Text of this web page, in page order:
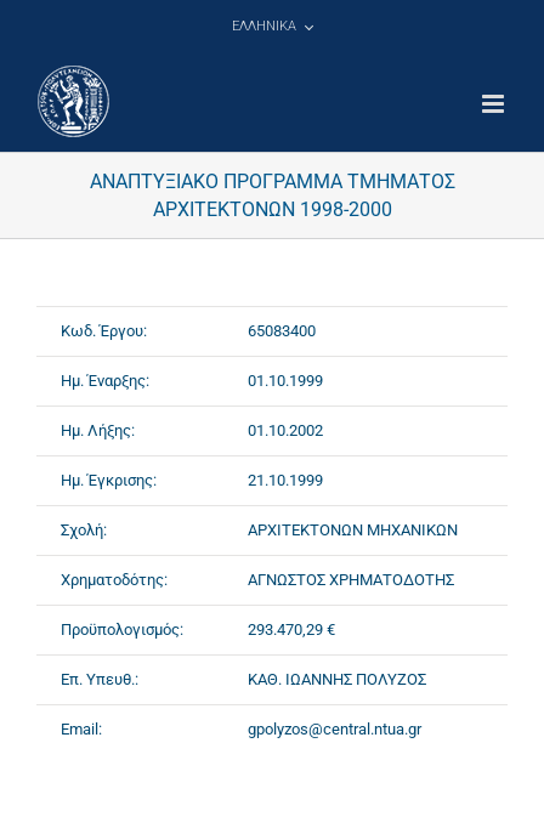
ΕΛΛΗΝΙΚΑ
ΑΝΑΠΤΥΞΙΑΚΟ ΠΡΟΓΡΑΜΜΑ ΤΜΗΜΑΤΟΣ
ΑΡΧΙΤΕΚΤΟΝΩΝ 1998-2000
Κωδ. Έργου: 65083400
Ημ. Έναρξης: 01.10.1999
Ημ. Λήξης: 01.10.2002
Ημ. Έγκρισης: 21.10.1999
Σχολή: ΑΡΧΙΤΕΚΤΟΝΩΝ ΜΗΧΑΝΙΚΩΝ
Χρηματοδότης: ΑΓΝΩΣΤΟΣ ΧΡΗΜΑΤΟΔΟΤΗΣ
Προϋπολογισμός: 293.470,29 €
Επ. Υπευθ.: ΚΑΘ. ΙΩΑΝΝΗΣ ΠΟΛΥΖΟΣ
Email: gpolyzos@central.ntua.gr